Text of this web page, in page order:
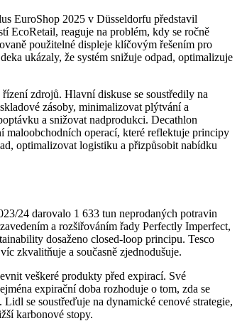
EuroShop 2025 v Düsseldorfu představil
EcoRetail, reaguje na problém, kdy se ročně
použitelné displeje klíčovým řešením pro
ukázaly, že systém snižuje odpad, optimalizuje
zdrojů. Hlavní diskuse se soustředily na
zásoby, minimalizovat plýtvání a
a snižovat nadprodukci. Decathlon
maloobchodních operací, které reflektuje principy
optimalizovat logistiku a přizpůsobit nabídku
24 darovalo 1 633 tun neprodaných potravin
a rozšiřováním řady Perfectly Imperfect,
dosaženo closed-loop principu. Tesco
zkvalitňuje a současně zjednodušuje.
veškeré produkty před expirací. Své
expirační doba rozhoduje o tom, zda se
se soustřeďuje na dynamické cenové strategie,
karbonové stopy.